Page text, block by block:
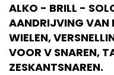
ALKO - BRILL -
AANDRIJVING VAN
WIELEN,
VOOR V SNAREN,
ZESKANTSNAREN.